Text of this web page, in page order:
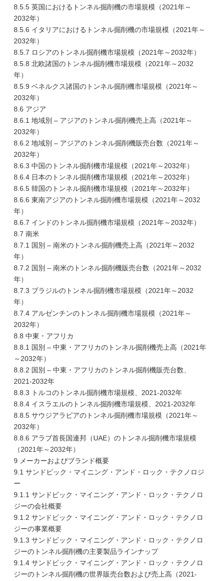
8.5.5 英国におけるトンネル掘削機の市場規模（2021年～
2032年）
8.5.6 イタリアにおけるトンネル掘削機の市場規模（2021年～
2032年）
8.5.7 ロシアのトンネル掘削機市場規模（2021年～2032年）
8.5.8 北欧諸国のトンネル掘削機市場規模（2021年～2032
年）
8.5.9 ベネルクス諸国のトンネル掘削機市場規模（2021年～
2032年）
8.6 アジア
8.6.1 地域別 – アジアのトンネル掘削機売上高（2021年～
2032年）
8.6.2 地域別 – アジアのトンネル掘削機販売台数（2021年～
2032年）
8.6.3 中国のトンネル掘削機市場規模（2021年～2032年）
8.6.4 日本のトンネル掘削機市場規模（2021年～2032年）
8.6.5 韓国のトンネル掘削機市場規模（2021年～2032年）
8.6.6 東南アジアのトンネル掘削機市場規模（2021年～2032
年）
8.6.7 インドのトンネル掘削機市場規模（2021年～2032年）
8.7 南米
8.7.1 国別 – 南米のトンネル掘削機売上高（2021年～2032
年）
8.7.2 国別 – 南米のトンネル掘削機販売台数（2021年～2032
年）
8.7.3 ブラジルのトンネル掘削機市場規模（2021年～2032
年）
8.7.4 アルゼンチンのトンネル掘削機市場規模（2021年～
2032年）
8.8 中東・アフリカ
8.8.1 国別 – 中東・アフリカのトンネル掘削機売上高（2021年
～2032年）
8.8.2 国別 – 中東・アフリカのトンネル掘削機販売台数、
2021-2032年
8.8.3 トルコのトンネル掘削機市場規模、2021-2032年
8.8.4 イスラエルのトンネル掘削機市場規模、2021-2032年
8.8.5 サウジアラビアのトンネル掘削機市場規模（2021年～
2032年）
8.8.6 アラブ首長国連邦（UAE）のトンネル掘削機市場規模
（2021年～2032年）
9 メーカーおよびブランド概要
9.1 サンドビック・マイニング・アンド・ロック・テクノロジ
ー
9.1.1 サンドビック・マイニング・アンド・ロック・テクノロ
ジーの会社概要
9.1.2 サンドビック・マイニング・アンド・ロック・テクノロ
ジーの事業概要
9.1.3 サンドビック・マイニング・アンド・ロック・テクノロ
ジーのトンネル掘削機の主要製品ラインナップ
9.1.4 サンドビック・マイニング・アンド・ロック・テクノロ
ジーのトンネル掘削機の世界販売台数および売上高（2021-